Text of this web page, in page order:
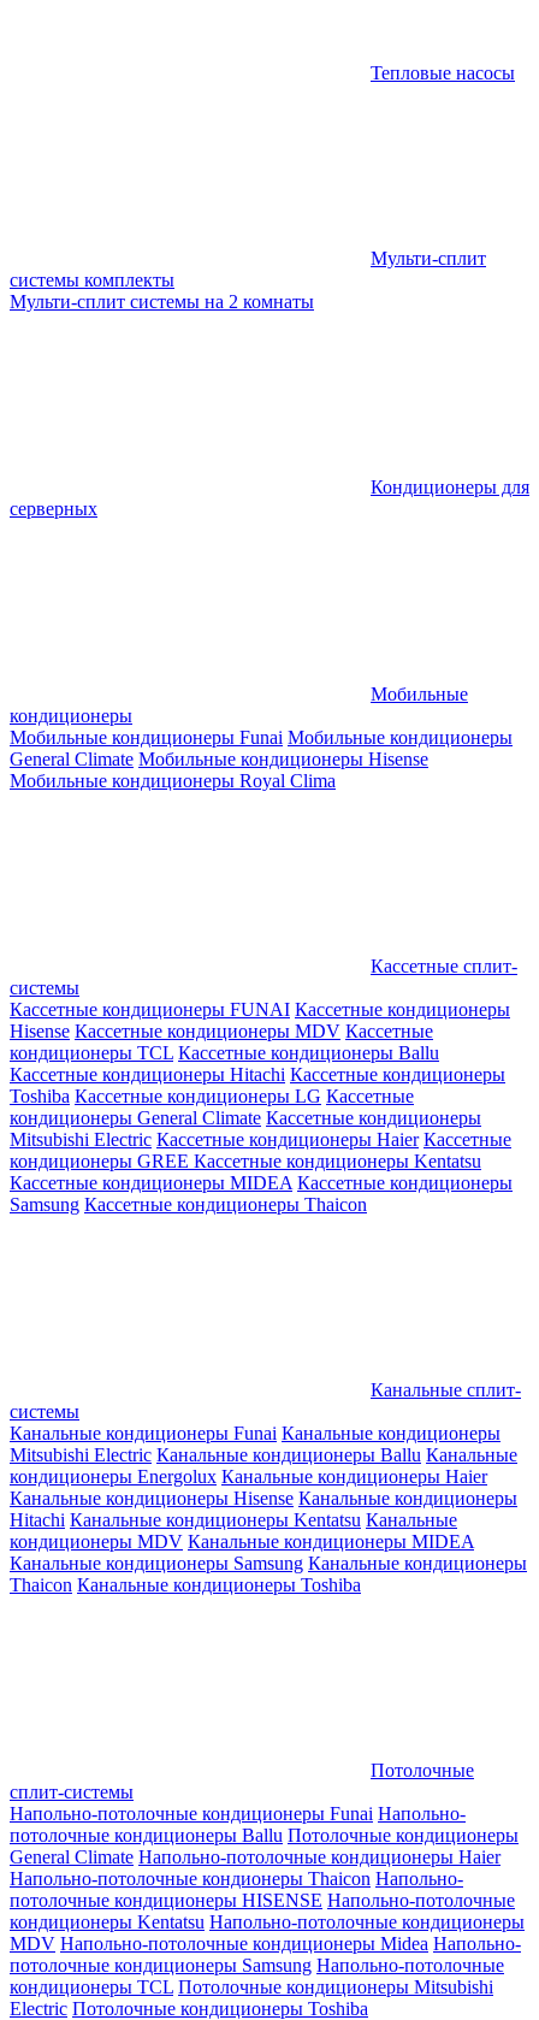
Тепловые насосы
Мульти-сплит
системы комплекты
Мульти-сплит системы на 2 комнаты
Кондиционеры для
серверных
Мобильные
кондиционеры
Мобильные кондиционеры Funai Мобильные кондиционеры
General Climate Мобильные кондиционеры Hisense
Мобильные кондиционеры Royal Clima
Кассетные сплит-
системы
Кассетные кондиционеры FUNAI Кассетные кондиционеры
Hisense Кассетные кондиционеры MDV Кассетные
кондиционеры TCL Кассетные кондиционеры Ballu
Кассетные кондиционеры Hitachi Кассетные кондиционеры
Toshiba Кассетные кондиционеры LG Кассетные
кондиционеры General Climate Кассетные кондиционеры
Mitsubishi Electric Кассетные кондиционеры Haier Кассетные
кондиционеры GREE Кассетные кондиционеры Kentatsu
Кассетные кондиционеры MIDEA Кассетные кондиционеры
Samsung Кассетные кондиционеры Thaicon
Канальные сплит-
системы
Канальные кондиционеры Funai Канальные кондиционеры
Mitsubishi Electric Канальные кондиционеры Ballu Канальные
кондиционеры Energolux Канальные кондиционеры Haier
Канальные кондиционеры Hisense Канальные кондиционеры
Hitachi Канальные кондиционеры Kentatsu Канальные
кондиционеры MDV Канальные кондиционеры MIDEA
Канальные кондиционеры Samsung Канальные кондиционеры
Thaicon Канальные кондиционеры Toshiba
Потолочные
сплит-системы
Напольно-потолочные кондиционеры Funai Напольно-
потолочные кондиционеры Ballu Потолочные кондиционеры
General Climate Напольно-потолочные кондиционеры Haier
Напольно-потолочные кондионеры Thaicon Напольно-
потолочные кондиционеры HISENSE Напольно-потолочные
кондиционеры Kentatsu Напольно-потолочные кондиционеры
MDV Напольно-потолочные кондиционеры Midea Напольно-
потолочные кондиционеры Samsung Напольно-потолочные
кондиционеры TCL Потолочные кондиционеры Mitsubishi
Electric Потолочные кондиционеры Toshiba